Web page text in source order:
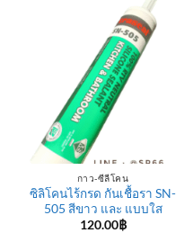
กาว-ซีลีโคน
ซิลิโคนไร้กรด กันเชื้อรา SN-
505 สีขาว และ แบบใส
120.00฿